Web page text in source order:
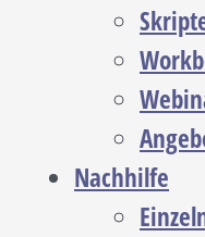
Nachhilfe